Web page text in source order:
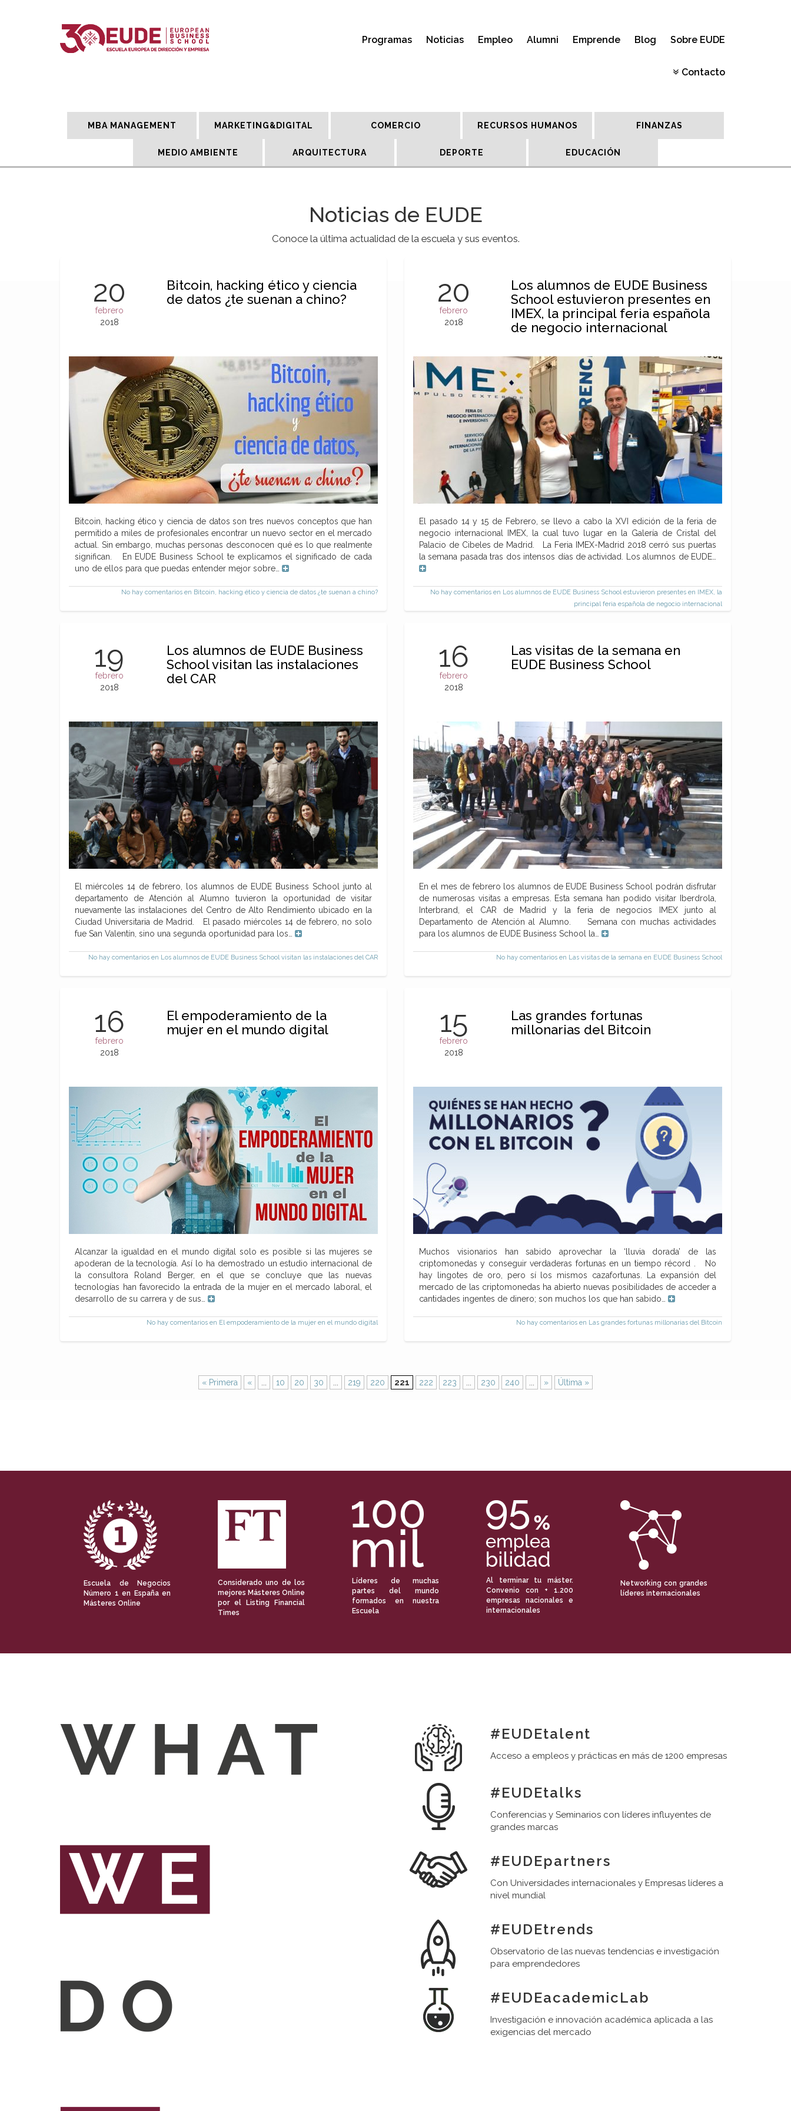
Programas Noticias Empleo Alumni Emprende Blog Sobre EUDE
Contacto
MBA MANAGEMENT MARKETING&DIGITAL COMERCIO RECURSOS HUMANOS FINANZAS
MEDIO AMBIENTE ARQUITECTURA DEPORTE EDUCACIÓN
Noticias de EUDE
Conoce la última actualidad de la escuela y sus eventos.
20
febrero
2018
Bitcoin, hacking ético y ciencia
de datos ¿te suenan a chino?
Bitcoin, hacking ético y ciencia de datos son tres nuevos conceptos que han
permitido a miles de profesionales encontrar un nuevo sector en el mercado
actual. Sin embargo, muchas personas desconocen qué es lo que realmente
significan. En EUDE Business School te explicamos el significado de cada
uno de ellos para que puedas entender mejor sobre…
No hay comentarios en Bitcoin, hacking ético y ciencia de datos ¿te suenan a chino?
20
febrero
2018
Los alumnos de EUDE Business
School estuvieron presentes en
IMEX, la principal feria española
de negocio internacional
El pasado 14 y 15 de Febrero, se llevo a cabo la XVI edición de la feria de
negocio internacional IMEX, la cual tuvo lugar en la Galería de Cristal del
Palacio de Cibeles de Madrid. La Feria IMEX-Madrid 2018 cerró sus puertas
la semana pasada tras dos intensos días de actividad. Los alumnos de EUDE…
No hay comentarios en Los alumnos de EUDE Business School estuvieron presentes en IMEX, la
principal feria española de negocio internacional
19
febrero
2018
Los alumnos de EUDE Business
School visitan las instalaciones
del CAR
El miércoles 14 de febrero, los alumnos de EUDE Business School junto al
departamento de Atención al Alumno tuvieron la oportunidad de visitar
nuevamente las instalaciones del Centro de Alto Rendimiento ubicado en la
Ciudad Universitaria de Madrid. El pasado miércoles 14 de febrero, no solo
fue San Valentín, sino una segunda oportunidad para los…
No hay comentarios en Los alumnos de EUDE Business School visitan las instalaciones del CAR
16
febrero
2018
Las visitas de la semana en
EUDE Business School
En el mes de febrero los alumnos de EUDE Business School podrán disfrutar
de numerosas visitas a empresas. Esta semana han podido visitar Iberdrola,
Interbrand, el CAR de Madrid y la feria de negocios IMEX junto al
Departamento de Atención al Alumno. Semana con muchas actividades
para los alumnos de EUDE Business School la…
No hay comentarios en Las visitas de la semana en EUDE Business School
16
febrero
2018
El empoderamiento de la
mujer en el mundo digital
Alcanzar la igualdad en el mundo digital solo es posible si las mujeres se
apoderan de la tecnología. Así lo ha demostrado un estudio internacional de
la consultora Roland Berger, en el que se concluye que las nuevas
tecnologías han favorecido la entrada de la mujer en el mercado laboral, el
desarrollo de su carrera y de sus…
No hay comentarios en El empoderamiento de la mujer en el mundo digital
15
febrero
2018
Las grandes fortunas
millonarias del Bitcoin
Muchos visionarios han sabido aprovechar la ‘lluvia dorada’ de las
criptomonedas y conseguir verdaderas fortunas en un tiempo récord . No
hay lingotes de oro, pero sí los mismos cazafortunas. La expansión del
mercado de las criptomonedas ha abierto nuevas posibilidades de acceder a
cantidades ingentes de dinero; son muchos los que han sabido…
No hay comentarios en Las grandes fortunas millonarias del Bitcoin
« Primera « 10 20 30 219 220 221 222 223 230 240 » Última »
Escuela de Negocios
Número 1 en España en
Másteres Online
Considerado uno de los
mejores Másteres Online
por el Listing Financial
Times
Líderes de muchas
partes del mundo
formados en nuestra
Escuela
Al terminar tu máster.
Convenio con + 1.200
empresas nacionales e
internacionales
Networking con grandes
líderes internacionales
#EUDEtalent
Acceso a empleos y prácticas en más de 1200 empresas
#EUDEtalks
Conferencias y Seminarios con líderes influyentes de
grandes marcas
#EUDEpartners
Con Universidades internacionales y Empresas líderes a
nivel mundial
#EUDEtrends
Observatorio de las nuevas tendencias e investigación
para emprendedores
#EUDEacademicLab
Investigación e innovación académica aplicada a las
exigencias del mercado